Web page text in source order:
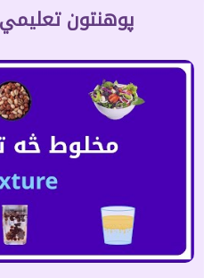
پوهنتون